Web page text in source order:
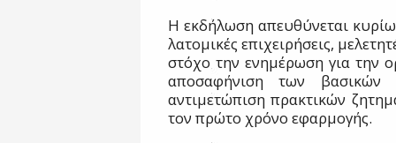
Η εκδήλωση απευθύνεται
λατομικές επιχειρήσεις,
στόχο την ενημέρωση για την
αποσαφήνιση των βασικών
αντιμετώπιση πρακτικών
τον πρώτο χρόνο εφαρμογής.